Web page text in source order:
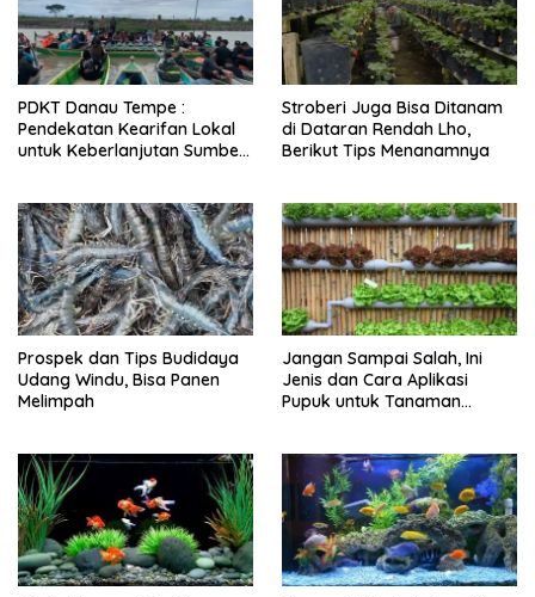
PDKT Danau Tempe :
Pendekatan Kearifan Lokal
untuk Keberlanjutan Sumber
Stroberi Juga Bisa Ditanam
di Dataran Rendah Lho,
Berikut Tips Menanamnya
Prospek dan Tips Budidaya
Udang Windu, Bisa Panen
Melimpah
Jangan Sampai Salah, Ini
Jenis dan Cara Aplikasi
Pupuk untuk Tanaman